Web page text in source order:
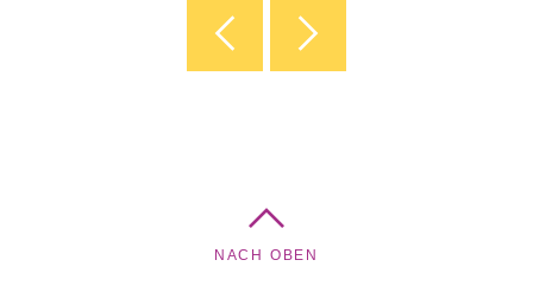
‹ GEMEINSCHAFTS-AKTION IM JUBILÄUMSJAHR
JUBILÄUMSJAHR - EINE
BURG WIRD 100 ›
NACH OBEN